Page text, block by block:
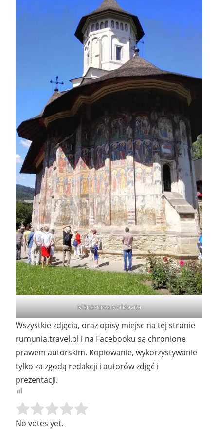
Mănăstirea Moldovița
Wszystkie zdjęcia, oraz opisy miejsc na tej stronie
rumunia.travel.pl i na Facebooku są chronione
prawem autorskim. Kopiowanie, wykorzystywanie
tylko za zgodą redakcji i autorów zdjęć i
prezentacji.
Rate this item:
No votes yet.